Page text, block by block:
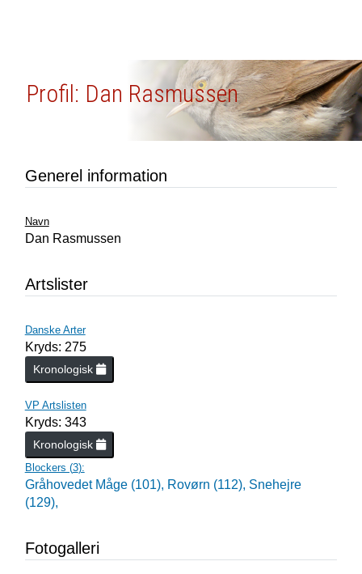
Profil: Dan Rasmussen
Generel information
Navn
Dan Rasmussen
Artslister
Danske Arter
Kryds: 275
Kronologisk
VP Artslisten
Kryds: 343
Kronologisk
Blockers (3):
Gråhovedet Måge (101), Rovørn (112), Snehejre
(129),
Fotogalleri